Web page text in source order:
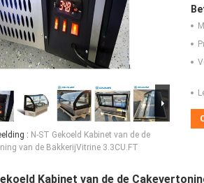
: N-ST Gekoeld Kabinet van de de
van de BakkerijVitrine 3.3CU.FT
Kabinet van de de